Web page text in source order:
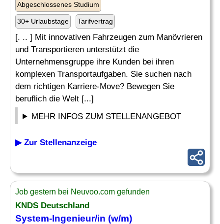
Abgeschlossenes Studium
30+ Urlaubstage Tarifvertrag
[. .. ] Mit innovativen Fahrzeugen zum Manövrieren
und Transportieren unterstützt die
Unternehmensgruppe ihre Kunden bei ihren
komplexen Transportaufgaben. Sie suchen nach
dem richtigen Karriere-Move? Bewegen Sie
beruflich die Welt [...]
MEHR INFOS ZUM STELLENANGEBOT
▶ Zur Stellenanzeige
Job gestern bei Neuvoo.com gefunden
KNDS Deutschland
System-Ingenieur/in (w/m)